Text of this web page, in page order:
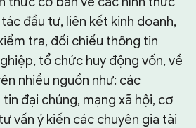
đầu tư, liên kết kinh doanh,
tra, đối chiếu thông tin
tổ chức huy động vốn, về
nhiều nguồn như: các
đại chúng, mạng xã hội, cơ
vấn ý kiến các chuyên gia tài